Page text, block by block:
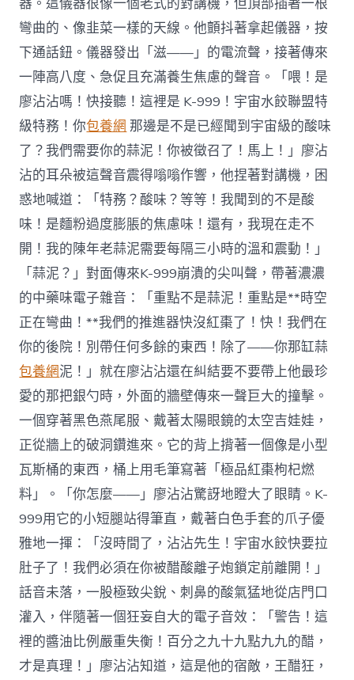
彎曲的、像韭菜一樣的天線。他顫抖著拿起儀器，按
下通話鈕。儀器發出「滋——」的電流聲，接著傳來
一陣高八度、急促且充滿養生焦慮的聲音。「喂！是
廖沾沾嗎！快接聽！這裡是 K-999！宇宙水餃聯盟特
級特務！你包養網 那邊是不是已經聞到宇宙級的酸味
了？我們需要你的蒜泥！你被徵召了！馬上！」廖沾
沾的耳朵被這聲音震得嗡嗡作響，他捏著對講機，困
惑地喊道：「特務？酸味？等等！我聞到的不是酸
味！是麵粉過度膨脹的焦慮味！還有，我現在走不
開！我的陳年老蒜泥需要每隔三小時的溫和震動！」
「蒜泥？」對面傳來K-999崩潰的尖叫聲，帶著濃濃
的中藥味電子雜音：「重點不是蒜泥！重點是**時空
正在彎曲！**我們的推進器快沒紅棗了！快！我們在
你的後院！別帶任何多餘的東西！除了——你那缸蒜
包養網泥！」就在廖沾沾還在糾結要不要帶上他最珍
愛的那把銀勺時，外面的牆壁傳來一聲巨大的撞擊。
一個穿著黑色燕尾服、戴著太陽眼鏡的太空吉娃娃，
正從牆上的破洞鑽進來。它的背上揹著一個像是小型
瓦斯桶的東西，桶上用毛筆寫著「極品紅棗枸杞燃
料」。「你怎麼——」廖沾沾驚訝地瞪大了眼睛。K-
999用它的小短腿站得筆直，戴著白色手套的爪子優
雅地一揮：「沒時間了，沾沾先生！宇宙水餃快要拉
肚子了！我們必須在你被醋酸離子炮鎖定前離開！」
話音未落，一股極致尖銳、刺鼻的酸氣猛地從店門口
灌入，伴隨著一個狂妄自大的電子音效：「警告！這
裡的醬油比例嚴重失衡！百分之九十九點九九的醋，
才是真理！」廖沾沾知道，這是他的宿敵，王醋狂，